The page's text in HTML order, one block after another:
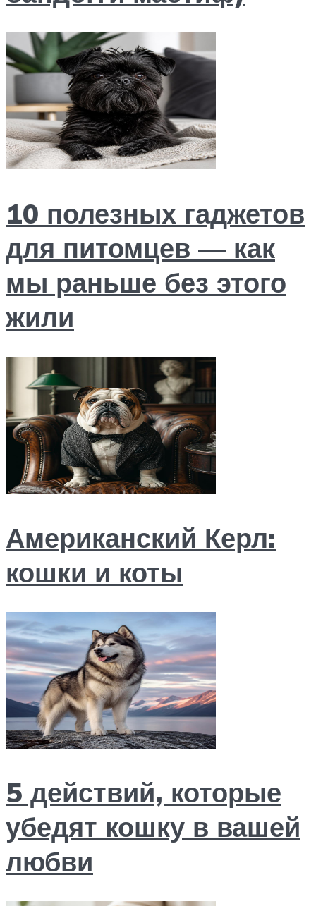
10 полезных гаджетов
для питомцев — как
мы раньше без этого
жили
Американский Керл:
кошки и коты
5 действий, которые
убедят кошку в вашей
любви